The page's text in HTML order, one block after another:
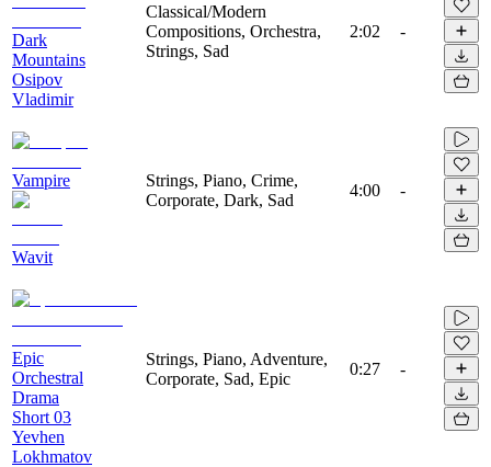
Dark
Mountains
Osipov
Vladimir
Classical/Modern
Compositions, Orchestra,
Strings, Sad
2:02 -
Vampire
Wavit
Strings, Piano, Crime,
Corporate, Dark, Sad
4:00 -
Epic
Orchestral
Drama
Short 03
Yevhen
Lokhmatov
Strings, Piano, Adventure,
Corporate, Sad, Epic
0:27 -